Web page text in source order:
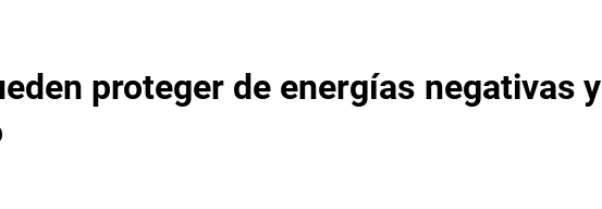
proteger de energías negativas y